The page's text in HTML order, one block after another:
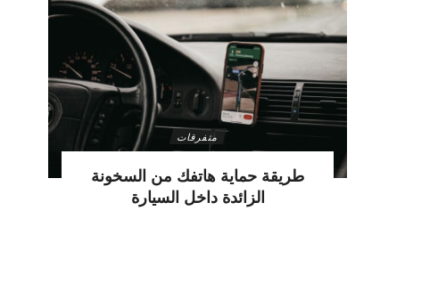
متفرقات
طريقة حماية هاتفك من السخونة
الزائدة داخل السيارة